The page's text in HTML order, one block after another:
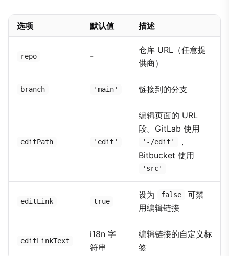
选项 默认值 描述
repo -
仓库 URL（任意提
供商）
branch 'main' 链接到的分支
editPath 'edit'
编辑页面的 URL
段。GitLab 使用
'-/edit'
，
Bitbucket 使用
'src'
editLink true
设为 false
可禁
用编辑链接
editLinkText
i18n 字
符串
编辑链接的自定义标
签